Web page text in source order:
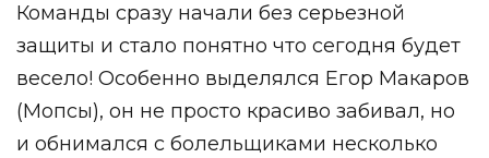
Команды сразу начали без серьезной
защиты и стало понятно что сегодня будет
весело! Особенно выделялся Егор Макаров
(Мопсы), он не просто красиво забивал, но
и обнимался с болельщиками несколько